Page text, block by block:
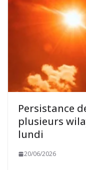
Persistance
plusieurs
lundi
20/06/2026